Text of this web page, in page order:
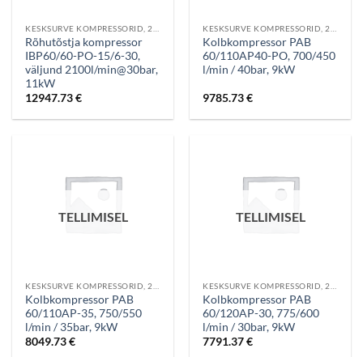
Rõhutõstja kompressor
IBP60/60-PO-15/6-30,
väljund 2100l/min@30bar,
11kW
12947.73€
Kolbkompressor PAB
60/110AP40-PO, 700/450
l/min / 40bar, 9kW
9785.73€
TELLIMISEL
Kolbkompressor PAB
60/110AP-35, 750/550
l/min / 35bar, 9kW
8049.73€
TELLIMISEL
Kolbkompressor PAB
60/120AP-30, 775/600
l/min / 30bar, 9kW
7791.37€